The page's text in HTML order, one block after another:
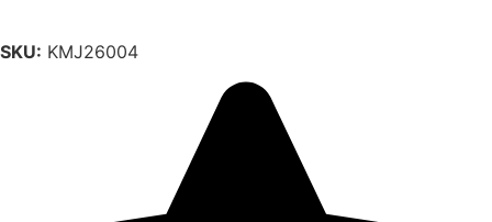
SKU: KMJ26004